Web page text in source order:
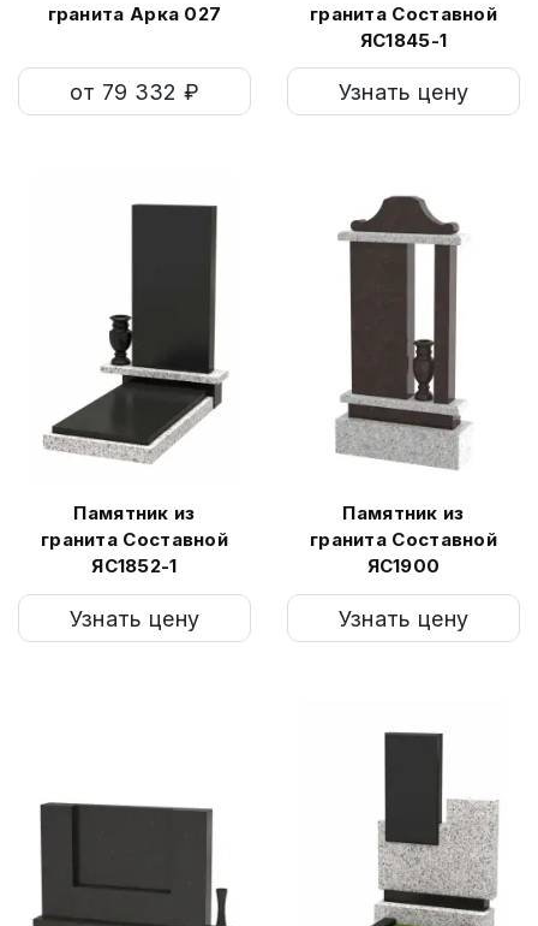
гранита Арка 027
от 79 332 ₽
гранита Составной
ЯС1845-1
Узнать цену
Памятник из
гранита Составной
ЯС1852-1
Узнать цену
Памятник из
гранита Составной
ЯС1900
Узнать цену